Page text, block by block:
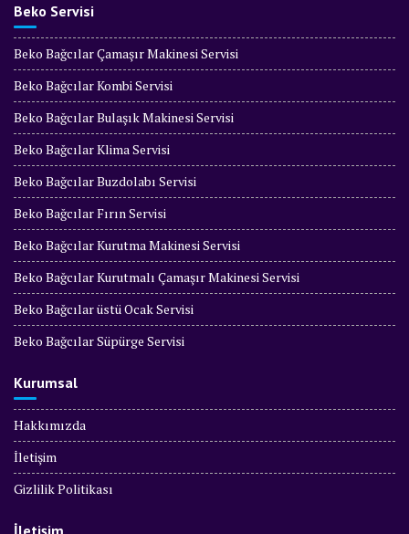
Beko Servisi
Beko Bağcılar Çamaşır Makinesi Servisi
Beko Bağcılar Kombi Servisi
Beko Bağcılar Bulaşık Makinesi Servisi
Beko Bağcılar Klima Servisi
Beko Bağcılar Buzdolabı Servisi
Beko Bağcılar Fırın Servisi
Beko Bağcılar Kurutma Makinesi Servisi
Beko Bağcılar Kurutmalı Çamaşır Makinesi Servisi
Beko Bağcılar üstü Ocak Servisi
Beko Bağcılar Süpürge Servisi
Kurumsal
Hakkımızda
İletişim
Gizlilik Politikası
İletişim